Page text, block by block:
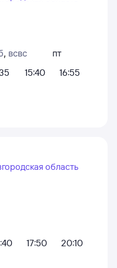
, всвс
15:40
пт
16:55
область
17:50
20:10